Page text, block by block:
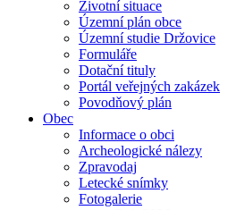
Životní situace
Územní plán obce
Územní studie Držovice
Formuláře
Dotační tituly
Portál veřejných zakázek
Povodňový plán
Obec
Informace o obci
Archeologické nálezy
Zpravodaj
Letecké snímky
Fotogalerie